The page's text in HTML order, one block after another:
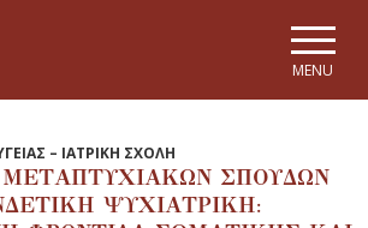
MENU
– ΙΑΤΡΙΚΗ ΣΧΟΛΗ
ΣΠΟΥΔΩΝ
ΨΥΧΙΑΤΡΙΚΗ: